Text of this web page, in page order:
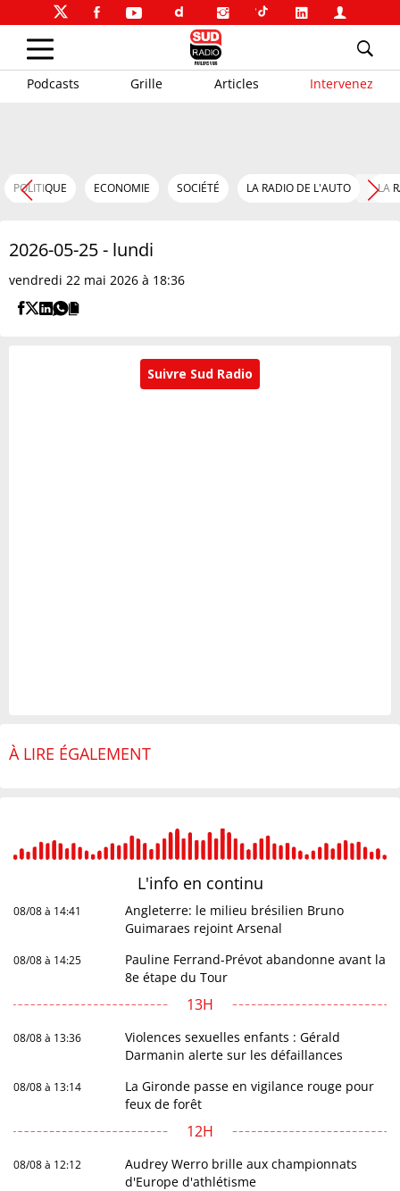
Podcasts Grille Articles Intervenez
POLITIQUE ECONOMIE SOCIÉTÉ LA RADIO DE L'AUTO LA
2026-05-25 - lundi
vendredi 22 mai 2026 à 18:36
Suivre Sud Radio
À LIRE ÉGALEMENT
L'info en continu
08/08 à 14:41
Angleterre: le milieu brésilien Bruno
Guimaraes rejoint Arsenal
08/08 à 14:25
Pauline Ferrand-Prévot abandonne avant la
8e étape du Tour
13H
08/08 à 13:36
Violences sexuelles enfants : Gérald
Darmanin alerte sur les défaillances
08/08 à 13:14
La Gironde passe en vigilance rouge pour
feux de forêt
12H
08/08 à 12:12
Audrey Werro brille aux championnats
d'Europe d'athlétisme